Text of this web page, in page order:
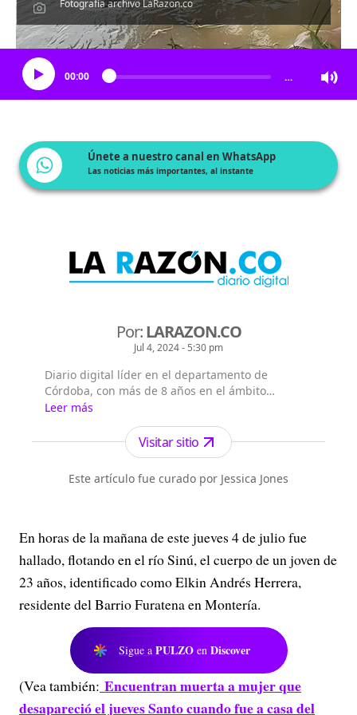
Fotografía archivo LaRazon.co
Escucha el artículo
00:00 …
Únete a nuestro canal en WhatsApp
Las noticias más importantes, al instante
Por:LARAZON.CO
Jul 4, 2024 - 5:30 pm
Diario digital líder en el departamento de
Córdoba, con más de 8 años en el ámbito
periodístico, llevando la actualidad informativa
de la región y el país.
Leer más
Visitar sitio
Este artículo fue curado por Jessica Jones
En horas de la mañana de este jueves 4 de julio fue
hallado, flotando en el río Sinú, el cuerpo de un joven de
23 años, identificado como Elkin Andrés Herrera,
residente del Barrio Furatena en Montería.
Sigue a PULZO en Discover
(Vea también: Encuentran muerta a mujer que
desapareció el jueves Santo cuando fue a casa del